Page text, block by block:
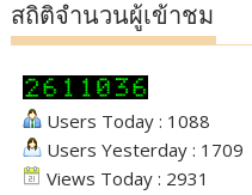
สถิติจำนวนผู้เข้าชม
Users Today : 1088
Users Yesterday : 1709
Views Today : 2931